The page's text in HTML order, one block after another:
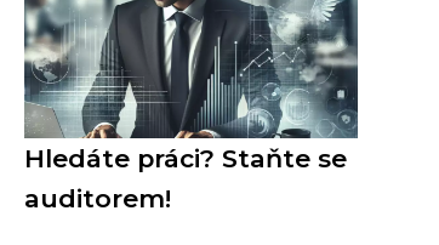
Hledáte práci? Staňte se
auditorem!